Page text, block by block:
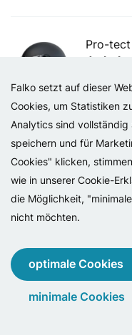
Falko setzt auf dieser
Cookies, um Statistiken
Analytics sind vollständig
speichern und für
Cookies" klicken,
wie in unserer Cookie-
die Möglichkeit,
nicht möchten.
optimale Cookies
minimale Cookies
Pro-tect
Größe M.
58 CM
Art. nr.